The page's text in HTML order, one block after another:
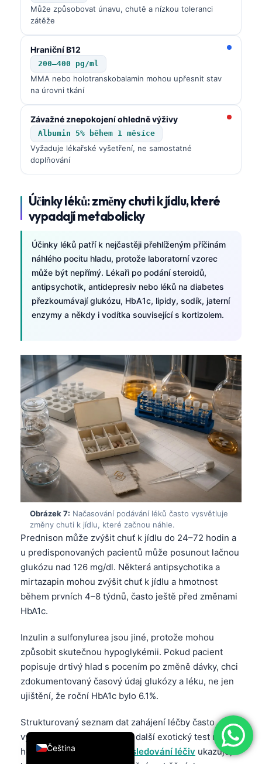
Může způsobovat únavu, chutě a nízkou toleranci
zátěže
Hraniční B12
200–400 pg/ml
MMA nebo holotranskobalamin mohou upřesnit stav
na úrovni tkání
Závažné znepokojení ohledně výživy
Albumin 5% během 1 měsíce
Vyžaduje lékařské vyšetření, ne samostatné
doplňování
Účinky léků: změny chuti k jídlu, které
vypadají metabolicky
Účinky léků patří k nejčastěji přehlíženým příčinám
náhlého pocitu hladu, protože laboratorní vzorec
může být nepřímý. Lékaři po podání steroidů,
antipsychotik, antidepresiv nebo léků na diabetes
přezkoumávají glukózu, HbA1c, lipidy, sodík, jaterní
enzymy a někdy i vodítka související s kortizolem.
Obrázek 7: Načasování podávání léků často vysvětluje
změny chuti k jídlu, které začnou náhle.
Prednison může zvýšit chuť k jídlu do 24–72 hodin a
u predisponovaných pacientů může posunout lačnou
glukózu nad 126 mg/dl. Některá antipsychotika a
mirtazapin mohou zvýšit chuť k jídlu a hmotnost
během prvních 4–8 týdnů, často ještě před změnami
HbA1c.
Inzulin a sulfonylurea jsou jiné, protože mohou
způsobit skutečnou hypoglykémii. Pokud pacient
popisuje drtivý hlad s pocením po změně dávky, chci
zdokumentovaný časový údaj glukózy a léku, ne jen
ujištění, že roční HbA1c bylo 6.1%.
Strukturovaný seznam dat zahájení léčby často
vyřeší hádanku rychleji než další exotický test na
hormon. Naše
časová osa sledování léčiv ukazuje,
Čeština
English
العربية
Français
עִבְרִית
Italiano
Español
Português
Ελληνικά
Türkçe
Română
简体中文
Български
Dansk
Nederlands
हिन्दी
Bahasa Indonesia
Հայերեն
Íslenska
Svenska
Bosanski
Azərbaycan dili
Eesti
日本語
ქართული
Русский
한국어
Slovenščina
Shqip
বাংলা
اردو
मराठी
తెలుగు